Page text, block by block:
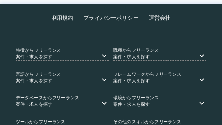
利用規約 プライバシーポリシー 運営会社
特徴からフリーランス
案件・求人を探す
職種からフリーランス
案件・求人を探す
言語からフリーランス
案件・求人を探す
フレームワークからフリーランス
案件・求人を探す
データベース からフリーランス
案件・求人を探す
環境からフリーランス
案件・求人を探す
ツールからフリーランス その他のスキルからフリーランス